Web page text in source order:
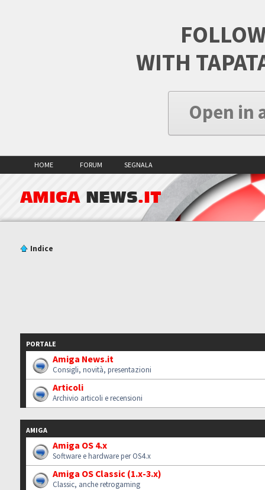
WITH
Open in
HOME FORUM SEGNALA
AMIGA NEWS.IT
Indice
PORTALE
Amiga News.it
Consigli, novità, presentazioni
Articoli
Archivio articoli e recensioni
AMIGA
Amiga OS 4.x
Software e hardware per OS4.x
Amiga OS Classic (1.x-3.x)
Classic, anche retrogaming